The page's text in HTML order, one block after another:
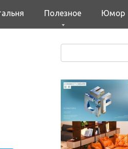
Полезное Юмор